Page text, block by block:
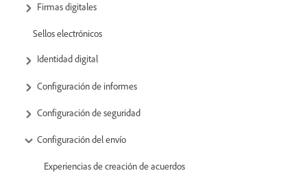
Firmas digitales
Sellos electrónicos
Identidad digital
Configuración de informes
Configuración de seguridad
Configuración del envío
Experiencias de creación de acuerdos